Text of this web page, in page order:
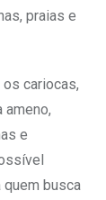
praias e
cariocas,
e
quem busca